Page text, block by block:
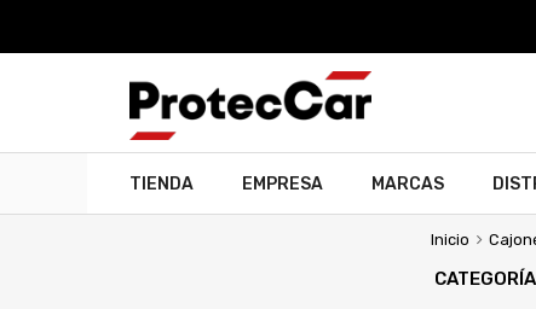
TIENDA EMPRESA MARCAS
Inicio